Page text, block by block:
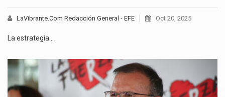
LaVibrante.Com Redacción General - EFE Oct 20, 2025
La estrategia…